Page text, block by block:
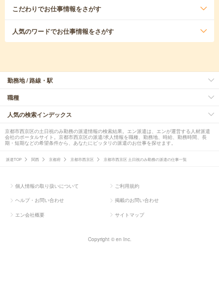
こだわりでお仕事情報をさがす
人気のワードでお仕事情報をさがす
勤務地 / 路線・駅
職種
人気の検索インデックス
京都市西京区の土日祝のみ勤務の派遣情報の検索結果。エン派遣は、エンが運営する人材派遣
会社のポータルサイト。京都市西京区の派遣/求人情報を職種、勤務地、時給、勤務時間、長
期・短期などの希望条件から、あなたにピッタリの派遣のお仕事を探せます。
派遣TOP 関西 京都府 京都市西京区 京都市西京区 土日祝のみ勤務の派遣の仕事一覧
個人情報の取り扱いについて ご利用規約
ヘルプ・お問い合わせ 掲載のお問い合わせ
エン会社概要 サイトマップ
Copyright © en Inc.